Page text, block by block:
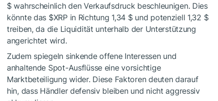
$ wahrscheinlich den Verkaufsdruck beschleunigen. Dies
könnte das $XRPin Richtung 1,34 $ und potenziell 1,32 $
treiben, da die Liquidität unterhalb der Unterstützung
angerichtet wird.
Zudem spiegeln sinkende offene Interessen und
anhaltende Spot-Ausflüsse eine vorsichtige
Marktbeteiligung wider. Diese Faktoren deuten darauf
hin, dass Händler defensiv bleiben und nicht aggressiv